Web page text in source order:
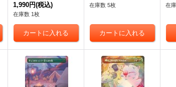
1,990円(税込)
在庫数 1枚
在庫数 5枚 在